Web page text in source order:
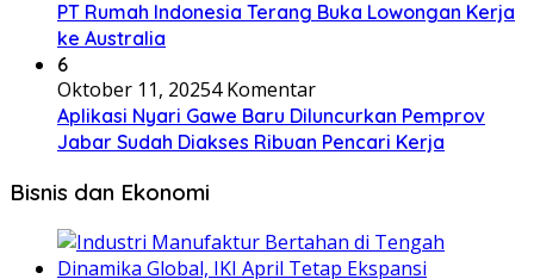
PT Rumah Indonesia Terang Buka Lowongan Kerja
ke Australia
6
Oktober 11, 20254 Komentar
Aplikasi Nyari Gawe Baru Diluncurkan Pemprov
Jabar Sudah Diakses Ribuan Pencari Kerja
Bisnis dan Ekonomi